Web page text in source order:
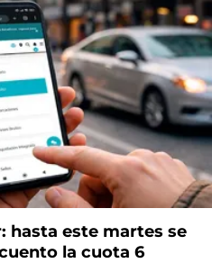
este martes se
la cuota 6